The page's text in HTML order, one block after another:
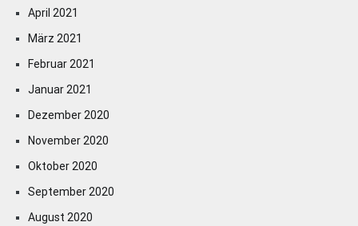
April 2021
März 2021
Februar 2021
Januar 2021
Dezember 2020
November 2020
Oktober 2020
September 2020
August 2020